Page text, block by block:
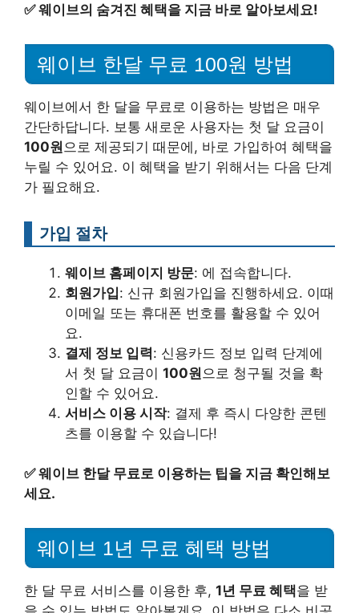
✅웨이브의 숨겨진 혜택을 지금 바로 알아보세요!
웨이브 한달 무료 100원 방법
웨이브에서 한 달을 무료로 이용하는 방법은 매우
간단하답니다. 보통 새로운 사용자는 첫 달 요금이
100원 으로 제공되기 때문에, 바로 가입하여 혜택을
누릴 수 있어요. 이 혜택을 받기 위해서는 다음 단계
가 필요해요.
가입 절차
웨이브 홈페이지 방문: 에 접속합니다.
회원가입: 신규 회원가입을 진행하세요. 이때
이메일 또는 휴대폰 번호를 활용할 수 있어
요.
결제 정보 입력: 신용카드 정보 입력 단계에
서 첫 달 요금이 100원 으로 청구될 것을 확
인할 수 있어요.
서비스 이용 시작: 결제 후 즉시 다양한 콘텐
츠를 이용할 수 있습니다!
✅웨이브 한달 무료로 이용하는 팁을 지금 확인해보
세요.
웨이브 1년 무료 혜택 방법
한 달 무료 서비스를 이용한 후, 1년 무료 혜택을 받